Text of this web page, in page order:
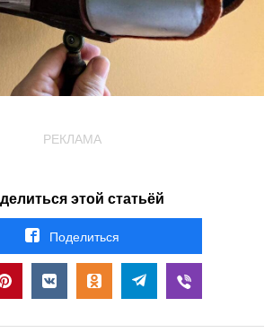
РЕКЛАМА
этой статьёй
Поделиться